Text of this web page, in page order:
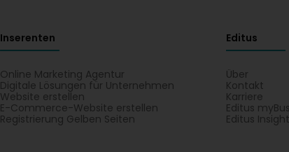
Inserenten
Online Marketing Agentur
Digitale Lösungen für Unternehmen
Website erstellen
E-Commerce-Website erstellen
Registrierung Gelben Seiten
Editus
Über
Kontakt
Karriere
Editus
Editus Insight